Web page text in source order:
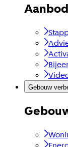
Aanbod
Gebouw